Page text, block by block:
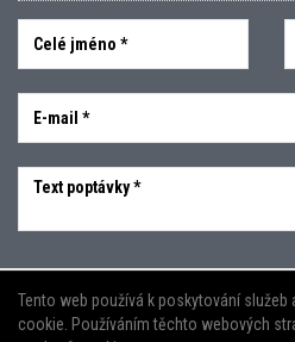
Tento web používá k poskytování
cookie. Používáním těchto webových